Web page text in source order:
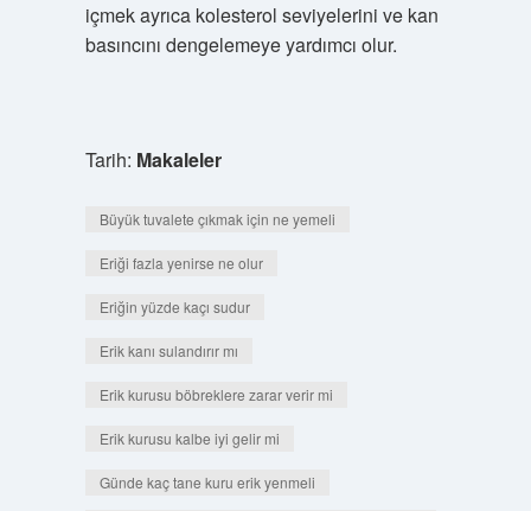
içmek ayrıca kolesterol seviyelerini ve kan
basıncını dengelemeye yardımcı olur.
Tarih: Makaleler
Büyük tuvalete çıkmak için ne yemeli
Eriği fazla yenirse ne olur
Eriğin yüzde kaçı sudur
Erik kanı sulandırır mı
Erik kurusu böbreklere zarar verir mi
Erik kurusu kalbe iyi gelir mi
Günde kaç tane kuru erik yenmeli